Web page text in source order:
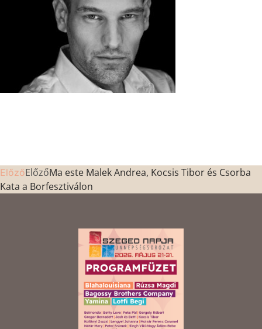
ElőzőElőzőMa este Malek Andrea, Kocsis Tibor és Csorba
Kata a Borfesztiválon